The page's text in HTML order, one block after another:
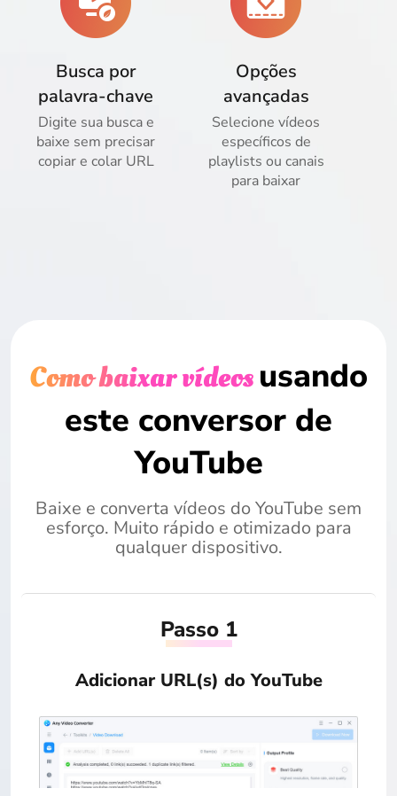
Busca por
palavra-chave
Digite sua busca e
baixe sem precisar
copiar e colar URL
Opções
avançadas
Selecione vídeos
específicos de
playlists ou canais
para baixar
Como baixar vídeosusando
este conversor de
YouTube
Baixe e converta vídeos do YouTube sem
esforço. Muito rápido e otimizado para
qualquer dispositivo.
Passo 1
Adicionar URL(s) do YouTube